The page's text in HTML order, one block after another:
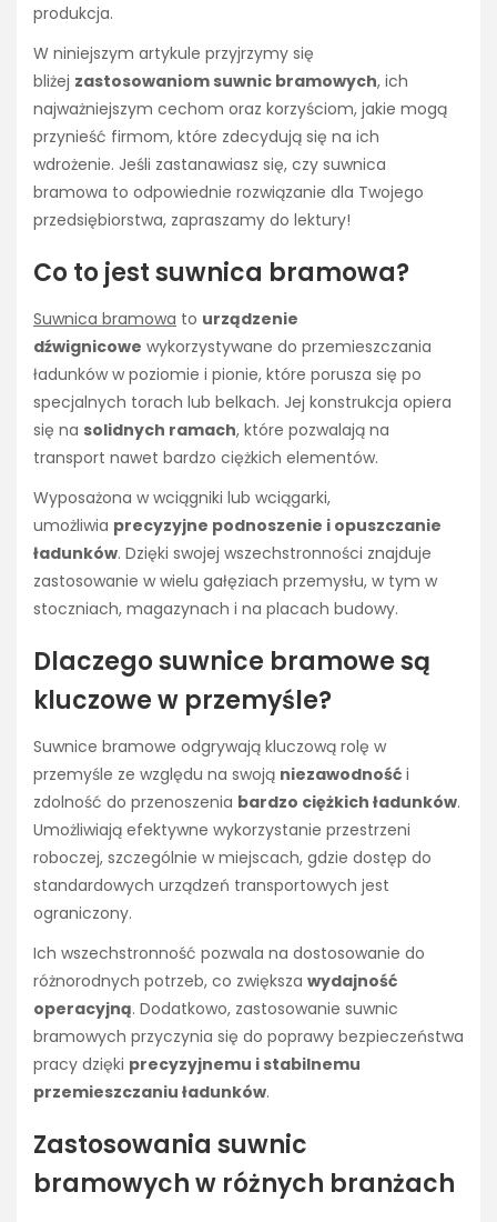
produkcja.
W niniejszym artykule przyjrzymy się
bliżej zastosowaniom suwnic bramowych, ich
najważniejszym cechom oraz korzyściom, jakie mogą
przynieść firmom, które zdecydują się na ich
wdrożenie. Jeśli zastanawiasz się, czy suwnica
bramowa to odpowiednie rozwiązanie dla Twojego
przedsiębiorstwa, zapraszamy do lektury!
Co to jest suwnica bramowa?
Suwnica bramowa to urządzenie
dźwignicowe wykorzystywane do przemieszczania
ładunków w poziomie i pionie, które porusza się po
specjalnych torach lub belkach. Jej konstrukcja opiera
się na solidnych ramach, które pozwalają na
transport nawet bardzo ciężkich elementów.
Wyposażona w wciągniki lub wciągarki,
umożliwia precyzyjne podnoszenie i opuszczanie
ładunków. Dzięki swojej wszechstronności znajduje
zastosowanie w wielu gałęziach przemysłu, w tym w
stoczniach, magazynach i na placach budowy.
Dlaczego suwnice bramowe są
kluczowe w przemyśle?
Suwnice bramowe odgrywają kluczową rolę w
przemyśle ze względu na swoją niezawodność i
zdolność do przenoszenia bardzo ciężkich ładunków.
Umożliwiają efektywne wykorzystanie przestrzeni
roboczej, szczególnie w miejscach, gdzie dostęp do
standardowych urządzeń transportowych jest
ograniczony.
Ich wszechstronność pozwala na dostosowanie do
różnorodnych potrzeb, co zwiększa wydajność
operacyjną. Dodatkowo, zastosowanie suwnic
bramowych przyczynia się do poprawy bezpieczeństwa
pracy dzięki precyzyjnemu i stabilnemu
przemieszczaniu ładunków.
Zastosowania suwnic
bramowych w różnych branżach